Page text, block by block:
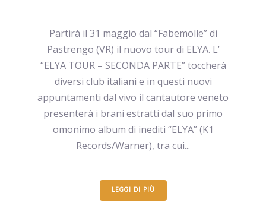
Partirà il 31 maggio dal “Fabemolle” di
Pastrengo (VR) il nuovo tour di ELYA. L’
“ELYA TOUR – SECONDA PARTE” toccherà
diversi club italiani e in questi nuovi
appuntamenti dal vivo il cantautore veneto
presenterà i brani estratti dal suo primo
omonimo album di inediti “ELYA” (K1
Records/Warner), tra cui...
LEGGI DI PIÙ